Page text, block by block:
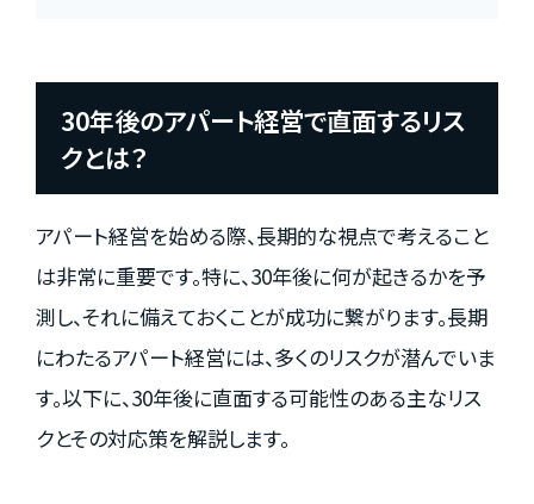
30年後のアパート経営で直面するリス
クとは？
アパート経営を始める際、長期的な視点で考えること
は非常に重要です。特に、30年後に何が起きるかを予
測し、それに備えておくことが成功に繋がります。長期
にわたるアパート経営には、多くのリスクが潜んでいま
す。以下に、30年後に直面する可能性のある主なリス
クとその対応策を解説します。